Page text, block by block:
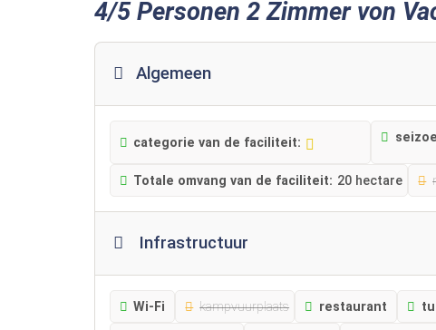
4/5 Personen 2 Zimmer von
Algemeen
categorie van de faciliteit:
Totale omvang van de faciliteit: 20 hectare
Infrastructuur
Wi-Fi kampvuurplaats restaurant